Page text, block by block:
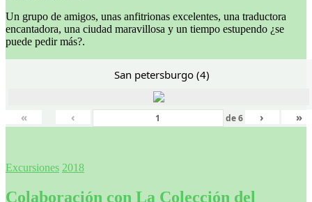
Un grupo de amigos, unas anfitrionas excelentes, una traductora
encantadora, una ciudad maravillosa y un tiempo estupendo ¿se
puede pedir más?.
San petersburgo (4)
« ‹ de6 › »
Excursiones 2018
Colaboración con La Colección del